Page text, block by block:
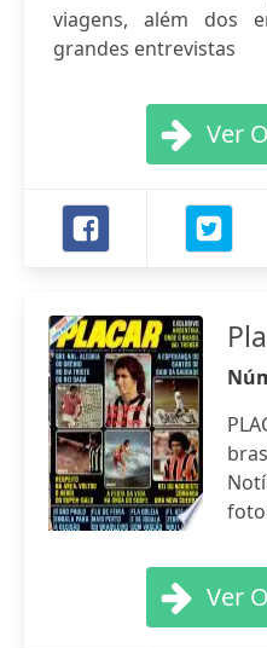
viagens, além dos
grandes entrevistas
Ver
Ver